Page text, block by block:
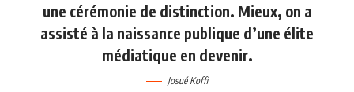
une cérémonie de distinction. Mieux, on a
assisté à la naissance publique d’une élite
médiatique en devenir.
Josué Koffi